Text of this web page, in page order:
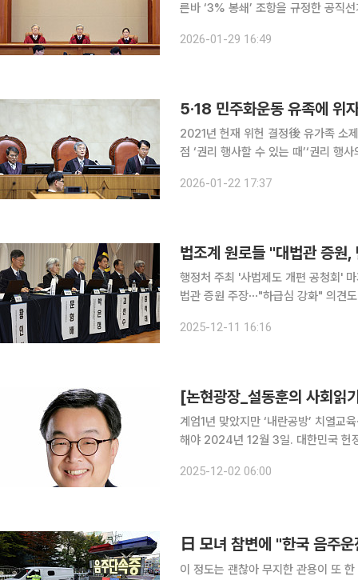
른바 ‘3% 봉쇄’ 조항을 규정한 공직
정당의 원내 진출을 가로막아 정치적
2026-01-29 16:49
5·18 민주화운동 유족에 위
2021년 헌재 위헌 결정後 유가족 소
점 ‘권리 행사할 수 있는 때’‘권리 행사의 객관적‧합
2026-01-22 17:37
법조계 원로들 "대법관 증
행정처 주최 '사법제도 개편 공청회'
법관 증원 주장⋯"하급심 강화" 의견
려가자"고 제안했다. 김선수 전 대법
2025-12-11 16:16
[논현광장_설동훈의 사회읽
계엄1년 맞았지만 ‘내란공방’ 치열교
해야 2024년 12월 3일. 대한민국 헌정사에 ‘계엄’이라는 두 글자가 다시금 정치의 언어로 소환된
주주의의 최후 보루임을 증명하는 계
2025-12-02 06:00
日 모녀 참변에 "한국 음주
이 정도는 괜찮아 무지한 관용이 또 한 번 비극을 만들었습니다. 매년 수백 건에 이르지만, 재범률은